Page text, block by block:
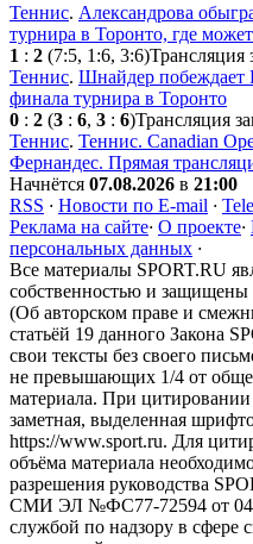
Теннис. Александрова
турнира в Торонто, где
1 : 2 (7:5, 1:6, 3:6)Трансляция
Теннис. Шнайдер побеждает
финала турнира в Торонто
0 : 2 (3 : 6, 3 : 6)Трансляция
Теннис. Теннис. Canadian
Фернандес. Прямая
Начнётся 07.08.2026 в 21:00
RSS · Новости по E-mail ·
Реклама на сайте· О проекте·
персональных данных ·
Все материалы SPORT.RU
собственностью и
(Об авторском праве и
статьёй 19 данного Закона
свои тексты без своего
не превышающих 1/4 от
материала. При цитировании
заметная, выделенная
https://www.sport.ru. Для
объёма материала
разрешения руководства
СМИ ЭЛ №ФС77-72594 от
службой по надзору в сфере